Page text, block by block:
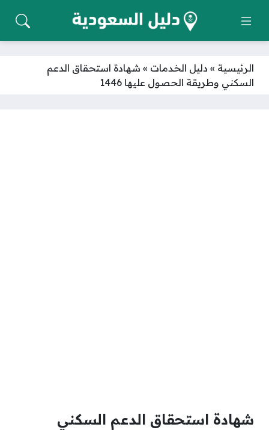
الرئيسية » دليل الخدمات » شهادة استحقاق الدعم
السكني وطريقة الحصول عليها 1446
شهادة استحقاق الدعم السكني